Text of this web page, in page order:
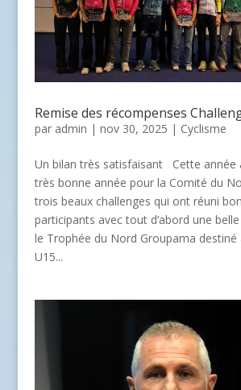
Remise des récompenses
par admin | nov 30, 2025 | Cyclisme
Un bilan très satisfaisant Cette année
très bonne année pour la Comité du
trois beaux challenges qui ont réuni
participants avec tout d’abord une
le Trophée du Nord Groupama destiné
U15...